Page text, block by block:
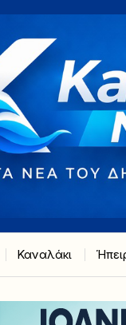
Καναλάκι